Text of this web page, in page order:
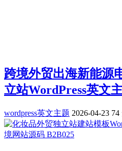
跨境外贸出海新能源
立站WordPress英文
wordpress英文主题 2026-04-23 74